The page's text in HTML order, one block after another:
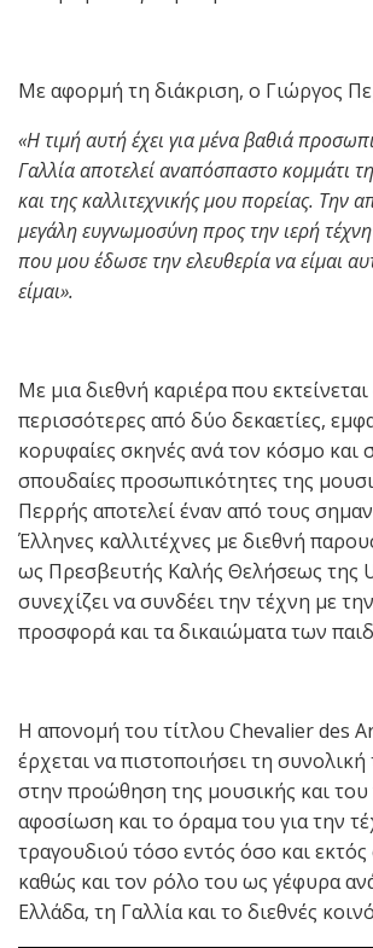
Με αφορμή τη διάκριση, ο Γιώργος
«Η τιμή αυτή έχει για μένα βαθιά
Γαλλία αποτελεί αναπόσπαστο κομμάτι
και της καλλιτεχνικής μου πορείας. Την
μεγάλη ευγνωμοσύνη προς την ιερή
που μου έδωσε την ελευθερία να είμαι
είμαι».
Με μια διεθνή καριέρα που
περισσότερες από δύο δεκαετίες,
κορυφαίες σκηνές ανά τον κόσμο και
σπουδαίες προσωπικότητες της
Περρής αποτελεί έναν από τους
Έλληνες καλλιτέχνες με διεθνή
ως Πρεσβευτής Καλής Θελήσεως της
συνεχίζει να συνδέει την τέχνη με
προσφορά και τα δικαιώματα των
Η απονομή του τίτλου Chevalier des
έρχεται να πιστοποιήσει τη
στην προώθηση της μουσικής και του
αφοσίωση και το όραμα του για την
τραγουδιού τόσο εντός όσο και
καθώς και τον ρόλο του ως γέφυρα
Ελλάδα, τη Γαλλία και το διεθνές